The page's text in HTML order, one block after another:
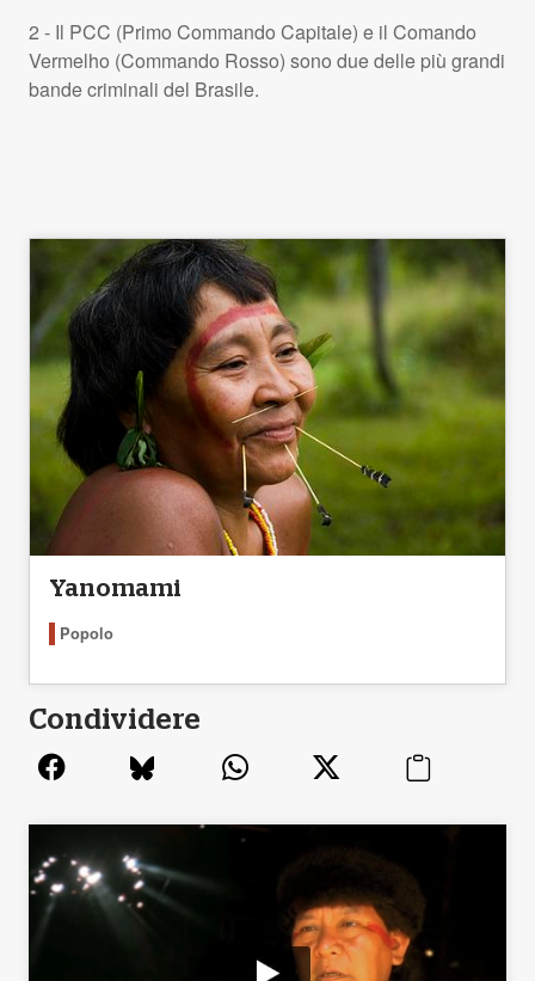
2 - Il PCC (Primo Commando Capitale) e il Comando
Vermelho (Commando Rosso) sono due delle più grandi
bande criminali del Brasile.
Yanomami
Popolo
Condividere